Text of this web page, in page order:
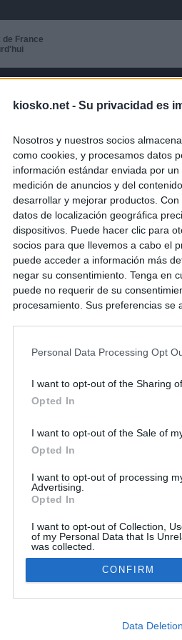
kiosko.net - Su privacidad es
Nosotros y nuestros socios
como cookies, y procesamos datos
información estándar enviada por
medición de anuncios y del
desarrollar y mejorar productos.
datos de localización geográfica
dispositivos. Puede hacer clic para
socios para que llevemos a cabo el
puede acceder a información más
negar su consentimiento. Tenga en
puede no requerir de su
procesamiento. Sus preferencias se
Personal Data Processing Opt
I want to opt-out of the Sharing
Opted In
I want to opt-out of the Sale of
Opted In
I want to opt-out of processing
Advertising.
Opted In
I want to opt-out of Collection,
of my Personal Data that Is
was collected.
Opted In
CONFIRM
Data Deletion
de France